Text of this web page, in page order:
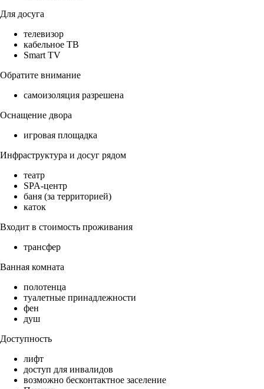
Для досуга
телевизор
кабельное ТВ
Smart TV
Обратите внимание
самоизоляция разрешена
Оснащение двора
игровая площадка
Инфраструктура и досуг рядом
театр
SPA-центр
баня (за территорией)
каток
Входит в стоимость проживания
трансфер
Ванная комната
полотенца
туалетные принадлежности
фен
душ
Доступность
лифт
доступ для инвалидов
возможно бесконтактное заселение